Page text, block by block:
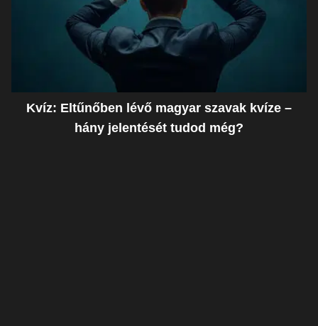
Kvíz: Eltűnőben lévő magyar szavak kvíze –
hány jelentését tudod még?